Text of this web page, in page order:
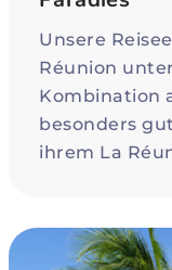
Unsere
Réunion
Kombination
besonders
ihrem La